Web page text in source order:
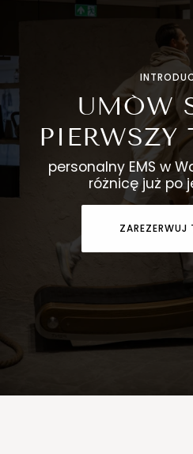
UMÓW
PIERWSZY
personalny EMS w
różnicę już po
ZAREZERWUJ